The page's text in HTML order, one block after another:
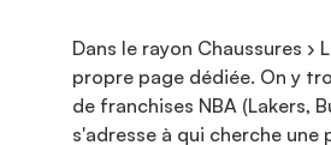
Dans le rayon Chaussures
propre page dédiée. On y
de franchises NBA (Lakers,
s'adresse à qui cherche